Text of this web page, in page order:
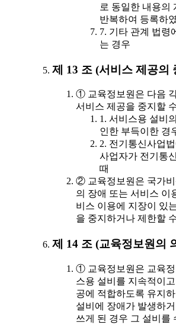
로 동일한 내용의
반복하여 등록하
7. 기타 관계 법령
는 경우
제 13 조 (서비스 제공의
① 교육정보원은 다음
서비스 제공을 중지할
1. 서비스용 설비
인한 부득이한 경
2. 전기통신사업
사업자가 전기통
때
② 교육정보원은 국가비
의 장애 또는 서비스 이
비스 이용에 지장이 있
을 중지하거나 제한할
제 14 조 (교육정보원의
① 교육정보원은 교육정
스용 설비를 지속적이
공에 적합하도록 유지
설비에 장애가 발생하
쓰게 된 경우 그 설비를